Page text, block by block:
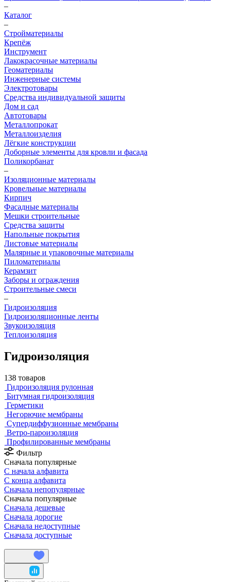
–
Каталог
–
Стройматериалы
Крепёж
Инструмент
Лакокрасочные материалы
Геоматериалы
Инженерные системы
Электротовары
Средства индивидуальной защиты
Дом и сад
Автотовары
Металлопрокат
Металлоизделия
Лёгкие конструкции
Доборные элементы для кровли и фасада
Поликорбанат
–
Изоляционные материалы
Кровельные материалы
Кирпич
Фасадные материалы
Мешки строительные
Средства защиты
Напольные покрытия
Листовые материалы
Малярные и упаковочные материалы
Пиломатериалы
Керамзит
Заборы и ограждения
Строительные смеси
–
Гидроизоляция
Гидроизоляционные ленты
Звукоизоляция
Теплоизоляция
Гидроизоляция
138 товаров
Гидроизоляция рулонная
Битумная гидроизоляция
Герметики
Негорючие мембраны
Супердиффузионные мембраны
Ветро-пароизоляция
Профилированные мембраны
Фильтр
Сначала популярные
С начала алфавита
С конца алфавита
Сначала непопулярные
Сначала популярные
Сначала дешевые
Сначала дорогие
Сначала недоступные
Сначала доступные